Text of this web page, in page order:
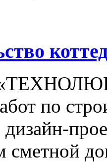
по
дизайн-
сметной